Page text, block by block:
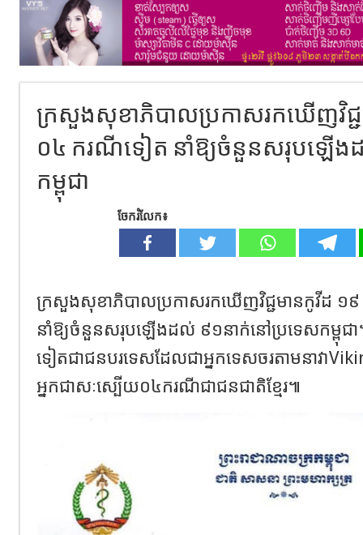
ក្រសួងសុខាភិបាលប្រកាសរកឃើញវិជ្
០៤ ករណីទៀត នាំឱ្យចំនួនសរុបឡើង
កម្ពុជា
ចែករំលែក៖
ក្រសួងសុខាភិបាលប្រកាសរកឃើញវិជ្ជមានកូវីដ
នាំឱ្យចំនួនសរុបឡើងដល់ ៩១នាក់នៅប្រទេសកម្ពុជា
ទៀតជាជនបរទេសដែលជាអ្នកទេសចរតាមនាវា
អ្នកជាសៈស្បើយ០៤ករណីជាជនជាតិខ្មែរ៕